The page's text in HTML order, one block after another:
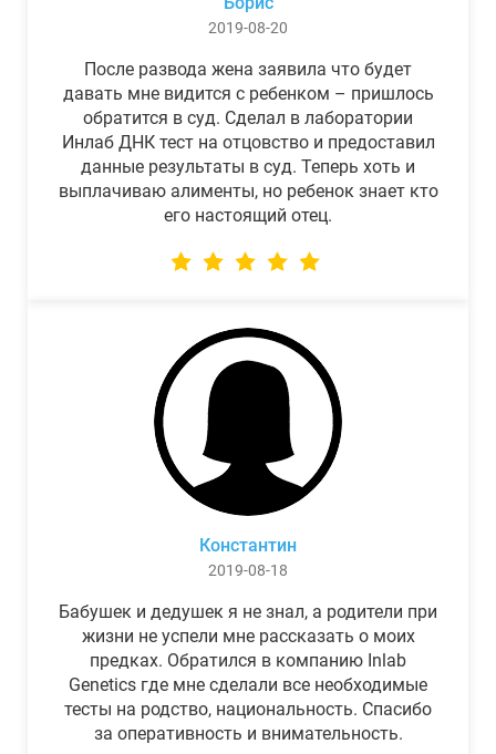
2019-08-20
После развода жена заявила что будет
давать мне видится с ребенком – пришлось
обратится в суд. Сделал в лаборатории
Инлаб ДНК тест на отцовство и предоставил
данные результаты в суд. Теперь хоть и
выплачиваю алименты, но ребенок знает кто
его настоящий отец.
Константин
2019-08-18
Бабушек и дедушек я не знал, а родители при
жизни не успели мне рассказать о моих
предках. Обратился в компанию Inlab
Genetics где мне сделали все необходимые
тесты на родство, национальность. Спасибо
за оперативность и внимательность.